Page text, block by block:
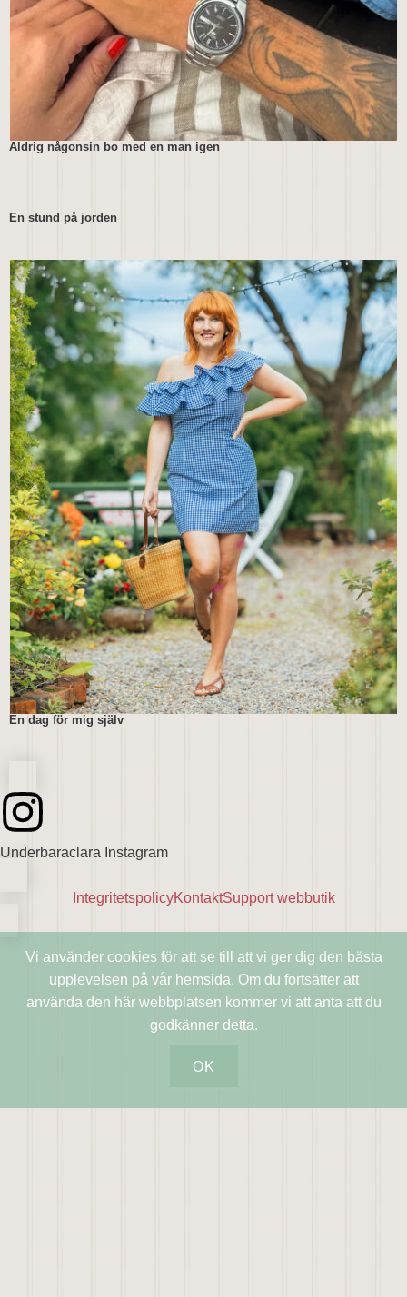
Aldrig någonsin bo med en man igen
En stund på jorden
En dag för mig själv
Underbaraclara Instagram
IntegritetspolicyKontaktSupport webbutik
Vi använder cookies för att se till att vi ger dig den bästa
upplevelsen på vår hemsida. Om du fortsätter att
använda den här webbplatsen kommer vi att anta att du
godkänner detta.
OK